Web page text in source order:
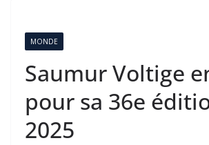
MONDE
Saumur Voltige
pour sa 36e
2025